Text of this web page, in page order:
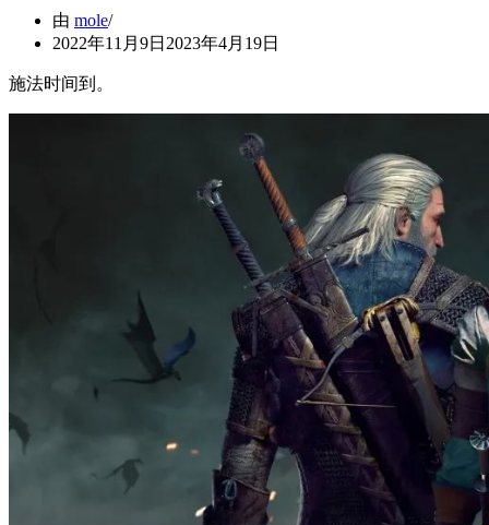
由 mole
2022年11月9日 2023年4月19日
施法时间到。